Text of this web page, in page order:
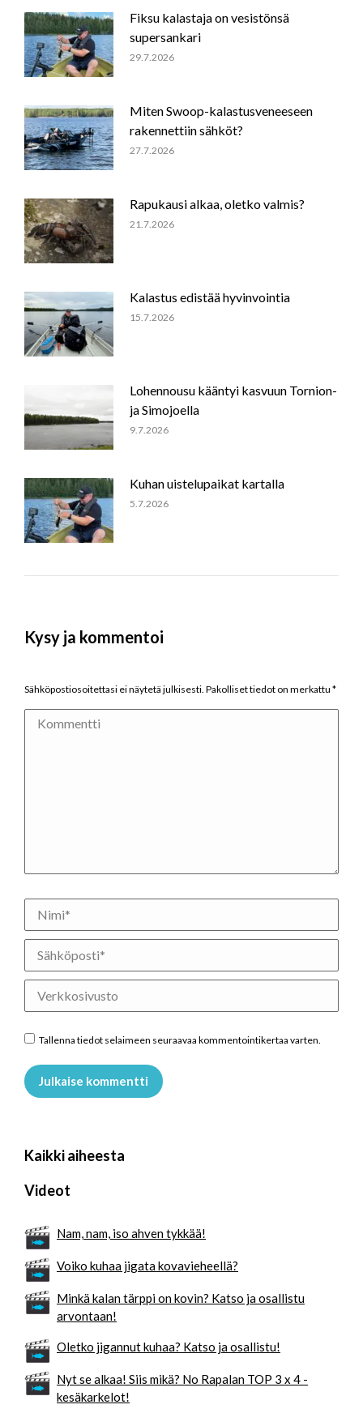
Fiksu kalastaja on vesistönsä
supersankari
29.7.2026
Miten Swoop-kalastusveneeseen
rakennettiin sähköt?
27.7.2026
Rapukausi alkaa, oletko valmis?
21.7.2026
Kalastus edistää hyvinvointia
15.7.2026
Lohennousu kääntyi kasvuun Tornion-
ja Simojoella
9.7.2026
Kuhan uistelupaikat kartalla
5.7.2026
Kysy ja kommentoi
Sähköpostiosoitettasi ei näytetä julkisesti. Pakolliset tiedot on merkattu *
Kommentti
Nimi *
Sähköposti *
Verkkosivusto
Tallenna tiedot selaimeen seuraavaa kommentointikertaa varten.
Julkaise kommentti
Kaikki aiheesta
Videot
Nam, nam, iso ahven tykkää!
Voiko kuhaa jigata kovavieheellä?
Minkä kalan tärppi on kovin? Katso ja osallistu
arvontaan!
Oletko jigannut kuhaa? Katso ja osallistu!
Nyt se alkaa! Siis mikä? No Rapalan TOP 3 x 4 -
kesäkarkelot!